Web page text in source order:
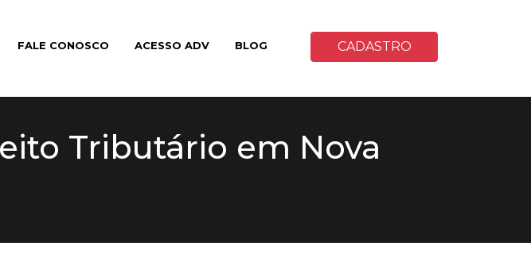
FALE CONOSCO ACESSO ADV BLOG CADASTRO
Tributário em Nova